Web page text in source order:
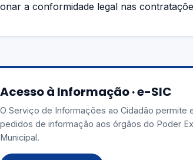
a conformidade legal nas
Acesso à Informação · e-SIC
O Serviço de Informações ao Cidadão permite
pedidos de informação aos órgãos do Poder
Municipal.